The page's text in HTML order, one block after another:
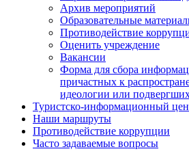
Архив мероприятий
Образовательные
Противодействие
Оценить учреждение
Вакансии
Форма для сбора
причастных к
идеологии или
Туристско-информационный
Наши маршруты
Противодействие коррупции
Часто задаваемые вопросы